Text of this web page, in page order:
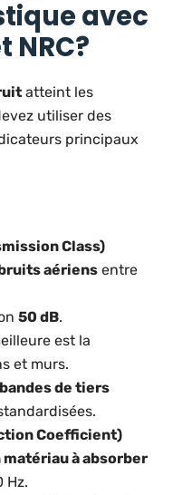
avec
NRC?
atteint les
utiliser des
principaux
Class)
aériens entre
50 dB.
est la
et murs.
de tiers
Coefficient)
matériau à absorber
Hz.